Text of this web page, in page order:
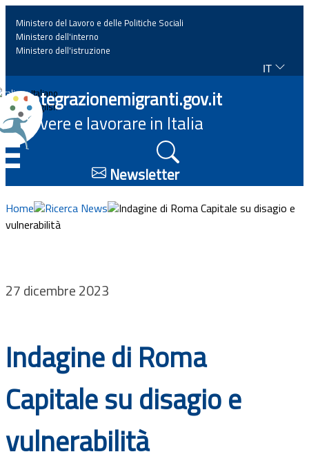
Home
News
Approfondimenti
Eventi
Progetti
Bandi
Guide
Ministero del Lavoro e delle Politiche Sociali
Ministero dell'interno
Ministero dell'istruzione
IT
Italiano
English
Integrazionemigranti.gov.it
Vivere e lavorare in Italia
Newsletter
Home Ricerca News
Indagine di Roma Capitale su disagio e
vulnerabilità
27 dicembre 2023
Indagine di Roma
Capitale su disagio e
vulnerabilità